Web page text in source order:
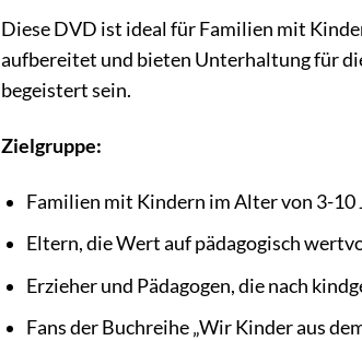
Diese DVD ist ideal für Familien mit
aufbereitet und bieten Unterhaltung für
begeistert sein.
Zielgruppe:
Familien mit Kindern im Alter von 3-10
Eltern, die Wert auf pädagogisch
Erzieher und Pädagogen, die nach
Fans der Buchreihe „Wir Kinder aus